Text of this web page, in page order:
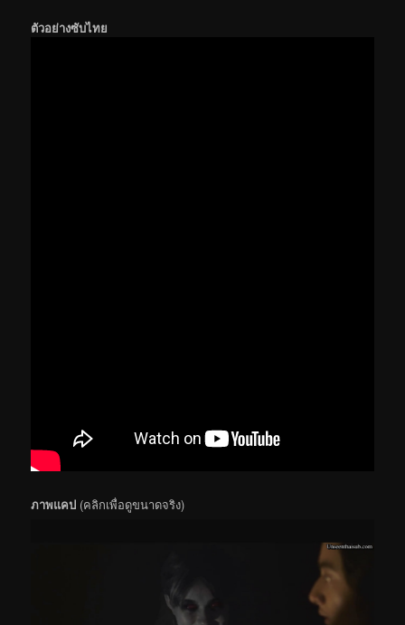
ตัวอย่างซับไทย
ภาพแคป (คลิกเพื่อดูขนาดจริง)